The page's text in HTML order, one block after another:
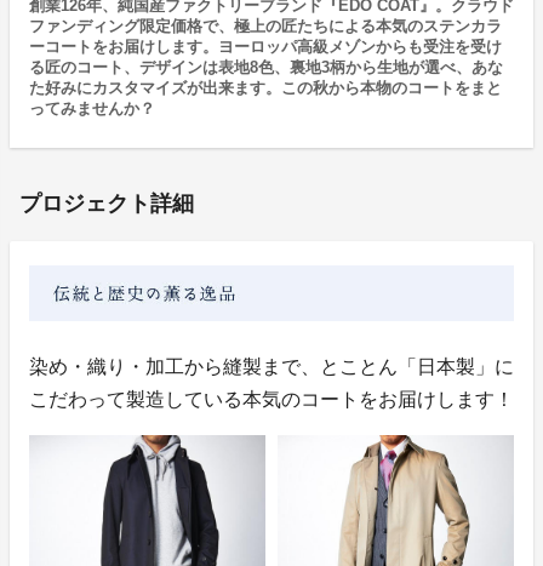
創業126年、純国産ファクトリーブランド『EDO COAT』。クラウド
ファンディング限定価格で、極上の匠たちによる本気のステンカラ
ーコートをお届けします。ヨーロッパ高級メゾンからも受注を受け
る匠のコート、デザインは表地8色、裏地3柄から生地が選べ、あな
た好みにカスタマイズが出来ます。この秋から本物のコートをまと
ってみませんか？
プロジェクト詳細
染め・織り・加工から縫製まで、とことん「日本製」に
こだわって製造している本気のコートをお届けします！